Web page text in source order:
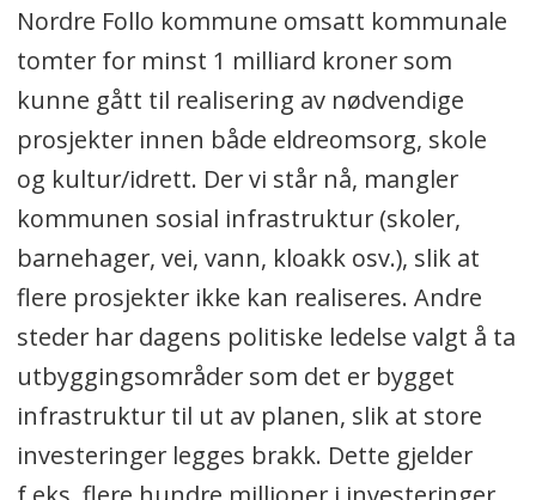
Nordre Follo kommune omsatt kommunale
tomter for minst 1 milliard kroner som
kunne gått til realisering av nødvendige
prosjekter innen både eldreomsorg, skole
og kultur/idrett. Der vi står nå, mangler
kommunen sosial infrastruktur (skoler,
barnehager, vei, vann, kloakk osv.), slik at
flere prosjekter ikke kan realiseres. Andre
steder har dagens politiske ledelse valgt å ta
utbyggingsområder som det er bygget
infrastruktur til ut av planen, slik at store
investeringer legges brakk. Dette gjelder